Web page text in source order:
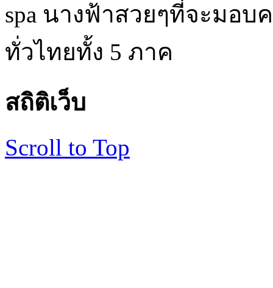
spa นางฟ้าสวยๆที่จะมอ
ทั่วไทยทั้ง 5 ภาค
สถิติเว็บ
Scroll to Top